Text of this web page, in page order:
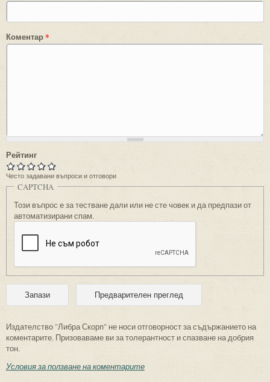
Коментар*
Рейтинг
Често задавани въпроси и отговори
CAPTCHA
Този въпрос е за тестване дали или не сте човек и да предпази от
автоматизирани спам.
Издателство "Либра Скорп" не носи отговорност за съдържанието на
коментарите. Призоваваме ви за толерантност и спазване на добрия
тон.
Условия за ползване на коментарите